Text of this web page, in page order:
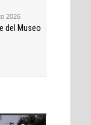
2026
del Museo